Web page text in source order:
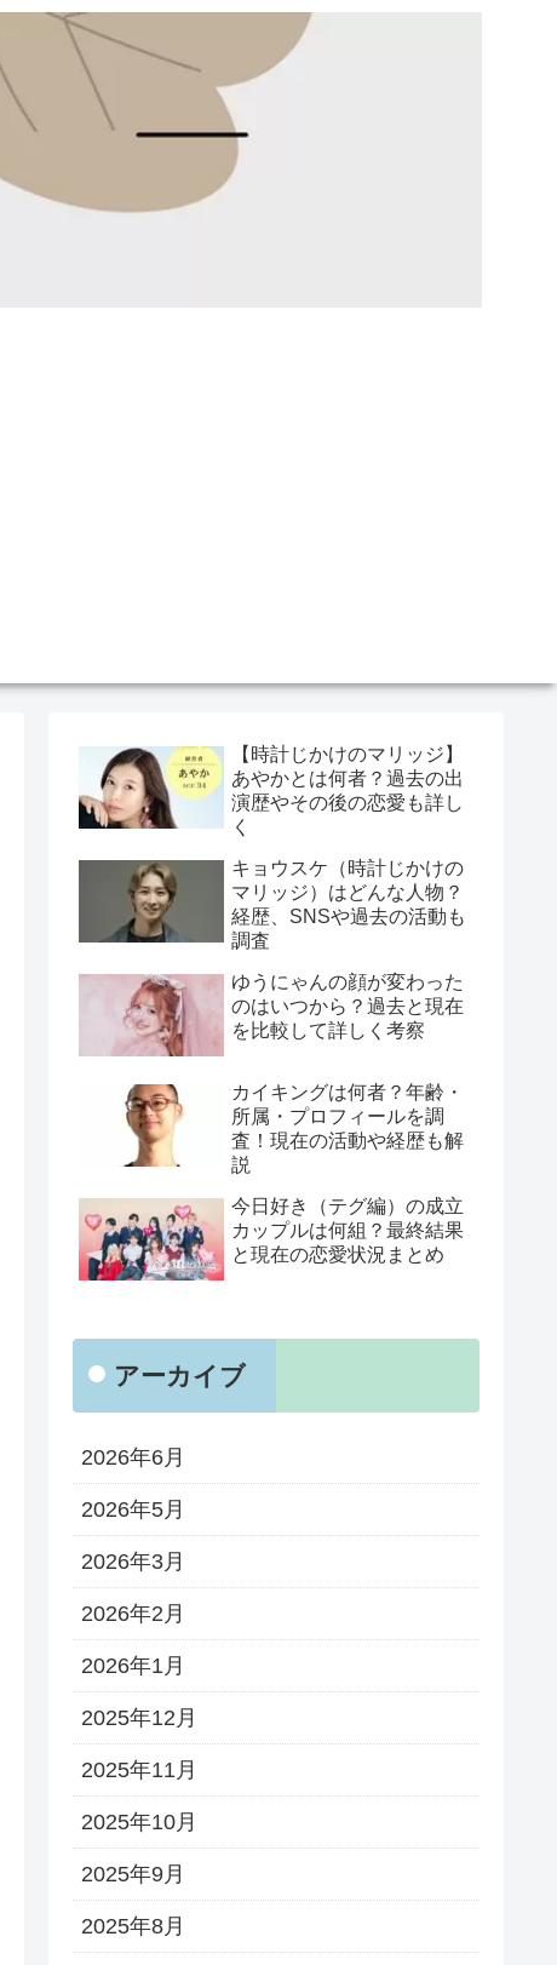
【時計じかけのマリッジ】
あやかとは何者？過去の出
演歴やその後の恋愛も詳し
く
キョウスケ（時計じかけの
マリッジ）はどんな人物？
経歴、SNSや過去の活動も
調査
ゆうにゃんの顔が変わった
のはいつから？過去と現在
を比較して詳しく考察
カイキングは何者？年齢・
所属・プロフィールを調
査！現在の活動や経歴も解
説
今日好き（テグ編）の成立
カップルは何組？最終結果
と現在の恋愛状況まとめ
アーカイブ
2026年6月
2026年5月
2026年3月
2026年2月
2026年1月
2025年12月
2025年11月
2025年10月
2025年9月
2025年8月